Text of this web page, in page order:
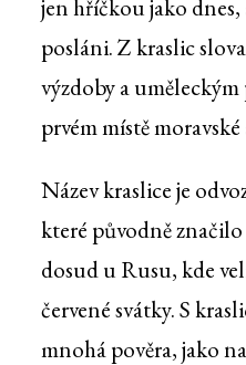
jen hříčkou jako dnes,
posláni. Z kraslic
výzdoby a
prvém místě moravské
Název kraslice je
které původně
dosud u Rusu, kde
červené svátky. S
mnohá pověra, jako